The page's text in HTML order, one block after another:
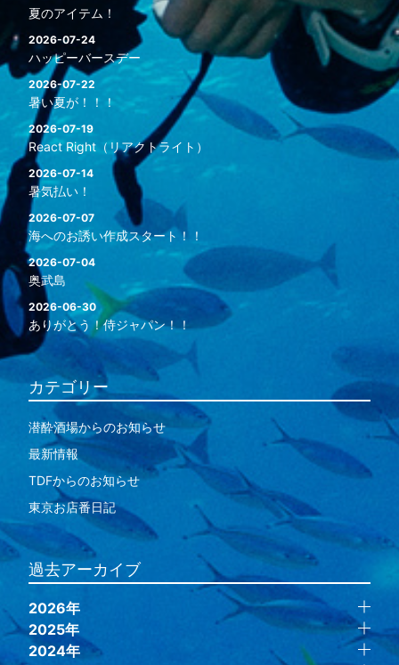
夏のアイテム！
2026-07-24
ハッピーバースデー
2026-07-22
暑い夏が！！！
2026-07-19
React Right（リアクトライト）
2026-07-14
暑気払い！
2026-07-07
海へのお誘い作成スタート！！
2026-07-04
奥武島
2026-06-30
ありがとう！侍ジャパン！！
カテゴリー
潜酔酒場からのお知らせ
最新情報
TDFからのお知らせ
東京お店番日記
過去アーカイブ
2026年
2025年
2024年